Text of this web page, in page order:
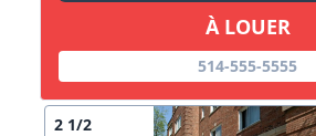
À LOUER
514-555-5555
2 1/2
X Fermer